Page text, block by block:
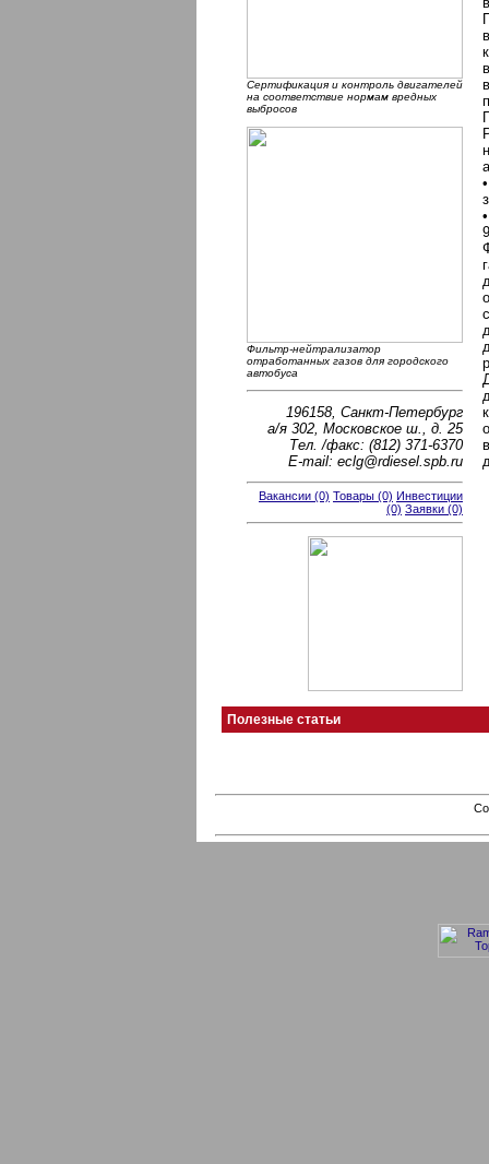
Сертификация и контроль двигателей
на соответствие нормам вредных
выбросов
Фильтр-нейтрализатор
отработанных газов для городского
автобуса
196158, Санкт-Петербург
а/я 302, Московское ш., д. 25
Тел. /факс: (812) 371-6370
E-mail: eclg@rdiesel.spb.ru
Вакансии (0) Товары (0) Инвестиции
(0) Заявки (0)
Полезные статьи